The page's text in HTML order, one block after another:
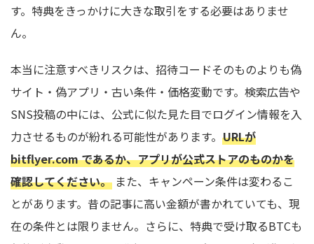
す。特典をきっかけに大きな取引をする必要はありませ
ん。
本当に注意すべきリスクは、招待コードそのものよりも偽
サイト・偽アプリ・古い条件・価格変動です。検索広告や
SNS投稿の中には、公式に似た見た目でログイン情報を入
力させるものが紛れる可能性があります。 URLが
bitflyer.com であるか、アプリが公式ストアのものかを
確認してください。 また、キャンペーン条件は変わるこ
とがあります。昔の記事に高い金額が書かれていても、現
在の条件とは限りません。さらに、特典で受け取るBTCも